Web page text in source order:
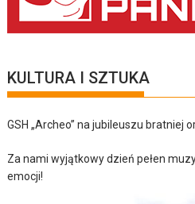
KULTURA I SZTUKA
GSH „Archeo” na jubileuszu bratniej
Za nami wyjątkowy dzień pełen
emocji!